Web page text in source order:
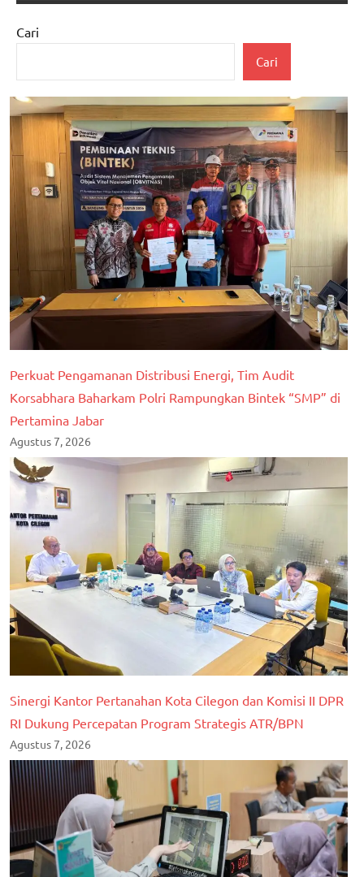
berita
nasional
Cari
Cari
Perkuat Pengamanan Distribusi Energi, Tim Audit
Korsabhara Baharkam Polri Rampungkan Bintek “SMP” di
Pertamina Jabar
Agustus 7, 2026
Sinergi Kantor Pertanahan Kota Cilegon dan Komisi II DPR
RI Dukung Percepatan Program Strategis ATR/BPN
Agustus 7, 2026